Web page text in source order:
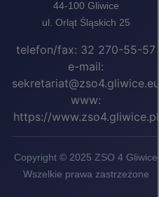
44-100 Gliwice
ul. Orląt Śląskich 25
telefon/fax: 32 270-55-57
e-mail:
www:
https://www.zso4.gliwice.pl
Copyright © 2025 ZSO 4 Gliwice
Wszelkie prawa zastrzeżone